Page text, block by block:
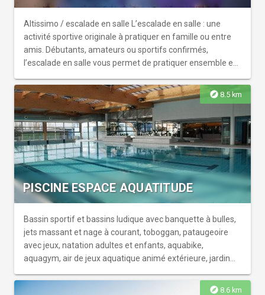
Altissimo / escalade en salle L’escalade en salle : une
activité sportive originale à pratiquer en famille ou entre
amis. Débutants, amateurs ou sportifs confirmés,
l’escalade en salle vous permet de pratiquer ensemble en
les salles d’escalade Altissimo sont conçues pour cultiver
bien-être et convivialité : une équipe de professionnels
pour vous accueillir et vous conseiller, un espace
snack/bar, l'accès gratuit à Internet (WIFI) et des
expositions d'artistes pour assurer la détente du corps… et
de l’esprit !
explore 8.5 km
PISCINE ESPACE AQUATITUDE
Bassin sportif et bassins ludique avec banquette à bulles,
jets massant et nage à courant, toboggan, pataugeoire
avec jeux, natation adultes et enfants, aquabike,
aquagym, air de jeux aquatique animé extérieure, jardin
explore 8.6 km